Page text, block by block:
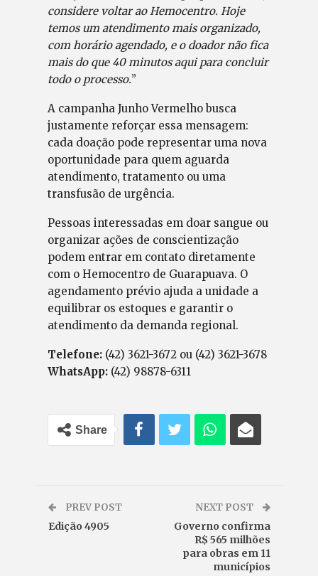
considere voltar ao Hemocentro. Hoje
temos um atendimento mais organizado,
com horário agendado, e o doador não fica
mais do que 40 minutos aqui para concluir
todo o processo.”
A campanha Junho Vermelho busca
justamente reforçar essa mensagem:
cada doação pode representar uma nova
oportunidade para quem aguarda
atendimento, tratamento ou uma
transfusão de urgência.
Pessoas interessadas em doar sangue ou
organizar ações de conscientização
podem entrar em contato diretamente
com o Hemocentro de Guarapuava. O
agendamento prévio ajuda a unidade a
equilibrar os estoques e garantir o
atendimento da demanda regional.
Telefone:(42) 3621-3672 ou (42) 3621-3678
WhatsApp:(42) 98878-6311
Share
PREV POST
Edição 4905
NEXT POST
Governo confirma
R$ 565 milhões
para obras em 11
municípios